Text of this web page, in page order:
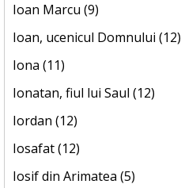
Ioan Marcu (9)
Ioan, ucenicul Domnului (12)
Iona (11)
Ionatan, fiul lui Saul (12)
Iordan (12)
Iosafat (12)
Iosif din Arimatea (5)